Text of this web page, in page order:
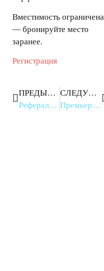
Вместимость ограничена
— бронируйте место
заранее.
Регистрация
ПРЕДЫДУЩЕЕ
Реферальная программа UniProject
СЛЕДУЮЩЕЕ
Премьера альбома Осколки прошлого